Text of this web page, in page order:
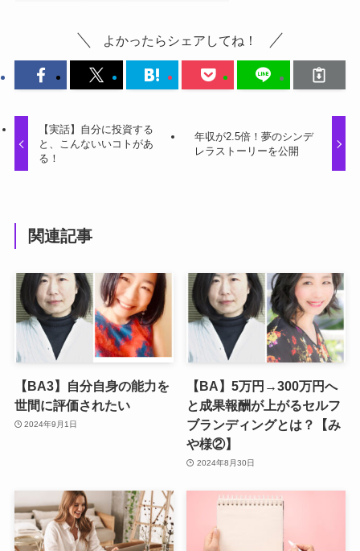
よかったらシェアしてね！
【実話】自分に投資する
と、こんないいコトがあ
る！
年収が2.5倍！夢のシンデ
レラストーリーを公開
関連記事
【BA3】自分自身の能力を
世間に評価されたい
2024年9月1日
【BA】5万円→300万円へ
と成果報酬が上がるセルフ
ブランディングとは？【み
や様②】
2024年8月30日